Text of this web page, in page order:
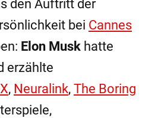
den Auftritt der
bei Cannes
Elon Musk hatte
erzählte
, Neuralink, The Boring